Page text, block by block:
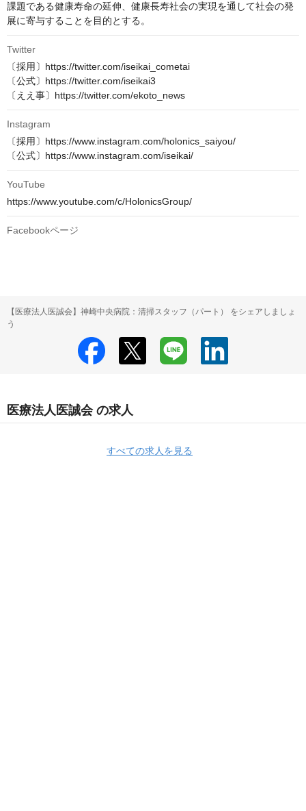
課題である健康寿命の延伸、健康長寿社会の実現を通して社会の発
展に寄与することを目的とする。
Twitter
〔採用〕https://twitter.com/iseikai_cometai
〔公式〕https://twitter.com/iseikai3
〔ええ事〕https://twitter.com/ekoto_news
Instagram
〔採用〕https://www.instagram.com/holonics_saiyou/
〔公式〕https://www.instagram.com/iseikai/
YouTube
https://www.youtube.com/c/HolonicsGroup/
Facebookページ
【医療法人医誠会】神崎中央病院：清掃スタッフ（パート） をシェアしましょ
う
医療法人医誠会 の求人
すべての求人を見る